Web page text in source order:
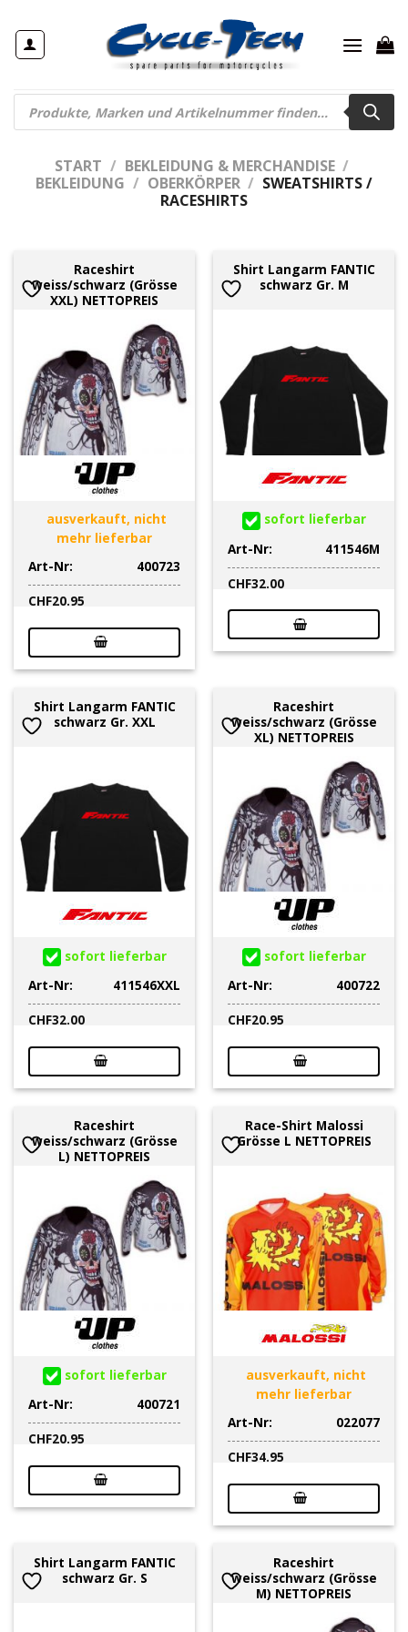
Inhalt
springen
Products
search
START / BEKLEIDUNG & MERCHANDISE /
BEKLEIDUNG / OBERKÖRPER / SWEATSHIRTS /
RACESHIRTS
Raceshirt
weiss/schwarz (Grösse
XXL) NETTOPREIS
ausverkauft, nicht
mehr lieferbar
Art-Nr:
400723
CHF20.95
Shirt Langarm FANTIC
schwarz Gr. M
sofort lieferbar
Art-Nr:
411546M
CHF32.00
Shirt Langarm FANTIC
schwarz Gr. XXL
sofort lieferbar
Art-Nr:
411546XXL
CHF32.00
Raceshirt
weiss/schwarz (Grösse
XL) NETTOPREIS
sofort lieferbar
Art-Nr:
400722
CHF20.95
Raceshirt
weiss/schwarz (Grösse
L) NETTOPREIS
sofort lieferbar
Art-Nr:
400721
CHF20.95
Race-Shirt Malossi
Grösse L NETTOPREIS
ausverkauft, nicht
mehr lieferbar
Art-Nr:
022077
CHF34.95
Shirt Langarm FANTIC
schwarz Gr. S
Raceshirt
weiss/schwarz (Grösse
M) NETTOPREIS